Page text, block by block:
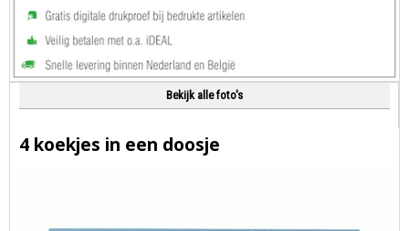
Bekijk alle foto's
4 koekjes in een doosje